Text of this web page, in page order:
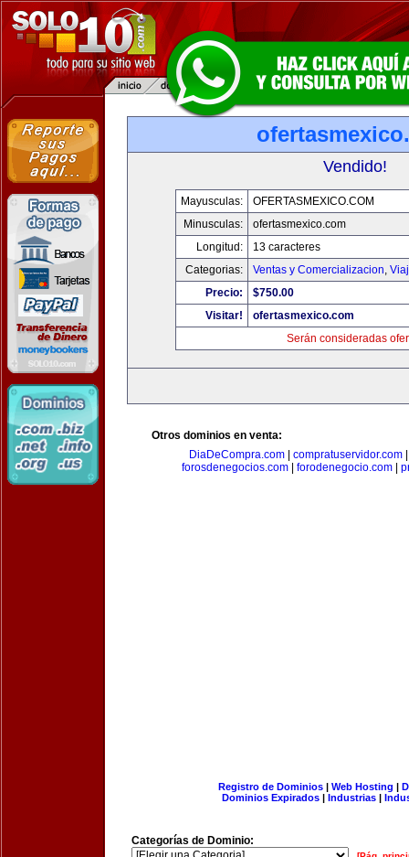
Vendido!
Mayusculas:
OFERTASMEXICO.COM
Minusculas:
ofertasmexico.com
Longitud:
13 caracteres
Categorias:
Ventas y Comercializacion,
Precio:
$750.00
Visitar!
ofertasmexico.com
Serán consideradas
Otros dominios en venta:
DiaDeCompra.com
compratuservidor.com
forosdenegocios.com
forodenegocio.com
Registro de Dominios| Web Hosting |
Dominios Expirados | Industrias |
Categorías de Dominio: